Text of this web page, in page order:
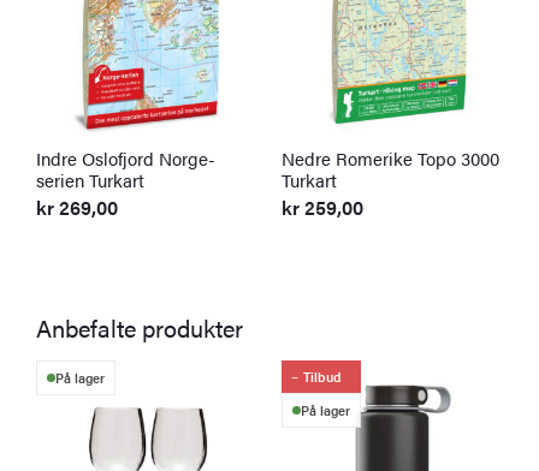
Indre Oslofjord Norge-
serien Turkart
kr269,00
Nedre Romerike Topo 3000
Turkart
kr259,00
Anbefalte produkter
På lager
Tilbud
På lager